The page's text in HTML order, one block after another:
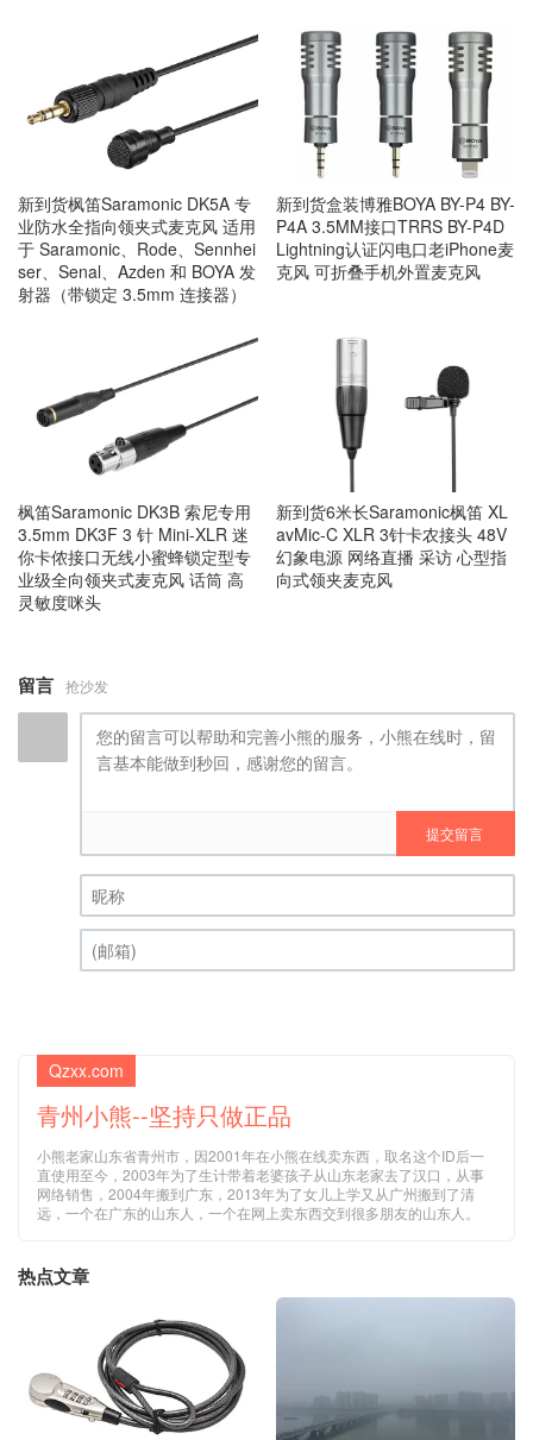
新到货枫笛Saramonic DK5A 专
业防水全指向领夹式麦克风 适用
于 Saramonic、Rode、Sennhei
ser、Senal、Azden 和 BOYA 发
射器（带锁定 3.5mm 连接器）
新到货盒装博雅BOYA BY-P4 BY-
P4A 3.5MM接口TRRS BY-P4D
Lightning认证闪电口老iPhone麦
克风 可折叠手机外置麦克风
枫笛Saramonic DK3B 索尼专用
3.5mm DK3F 3 针 Mini-XLR 迷
你卡侬接口无线小蜜蜂锁定型专
业级全向领夹式麦克风 话筒 高
灵敏度咪头
新到货6米长Saramonic枫笛 XL
avMic-C XLR 3针卡农接头 48V
幻象电源 网络直播 采访 心型指
向式领夹麦克风
留言 抢沙发
提交留言
昵称 (必填)
Qzxx.com
青州小熊--坚持只做正品
小熊老家山东省青州市，因2001年在小熊在线卖东西，取名这个ID后一
直使用至今，2003年为了生计带着老婆孩子从山东老家去了汉口，从事
网络销售，2004年搬到广东，2013年为了女儿上学又从广州搬到了清
远，一个在广东的山东人，一个在网上卖东西交到很多朋友的山东人。
热点文章